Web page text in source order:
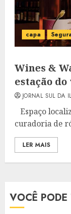
capa
Wines &
estação
JORNAL SUL DA
Espaço
curadoria de
LER MAIS
VOCÊ PODE